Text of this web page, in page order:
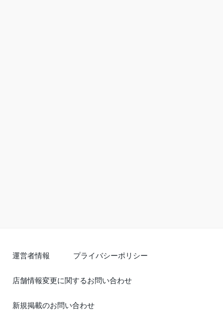
運営者情報 プライバシーポリシー
店舗情報変更に関するお問い合わせ
新規掲載のお問い合わせ